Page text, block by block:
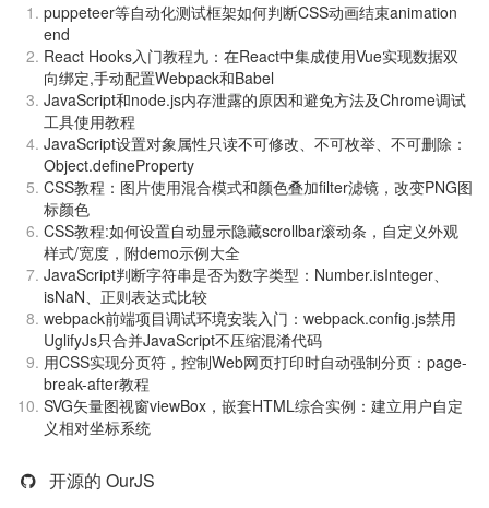
puppeteer等自动化测试框架如何判断CSS动画结束animation
end
React Hooks入门教程九：在React中集成使用Vue实现数据双
向绑定,手动配置Webpack和Babel
JavaScript和node.js内存泄露的原因和避免方法及Chrome调试
工具使用教程
JavaScript设置对象属性只读不可修改、不可枚举、不可删除：
Object.defineProperty
CSS教程：图片使用混合模式和颜色叠加filter滤镜，改变PNG图
标颜色
CSS教程:如何设置自动显示隐藏scrollbar滚动条，自定义外观
样式/宽度，附demo示例大全
JavaScript判断字符串是否为数字类型：Number.isInteger、
isNaN、正则表达式比较
webpack前端项目调试环境安装入门：webpack.config.js禁用
UglifyJs只合并JavaScript不压缩混淆代码
用CSS实现分页符，控制Web网页打印时自动强制分页：page-
break-after教程
SVG矢量图视窗viewBox，嵌套HTML综合实例：建立用户自定
义相对坐标系统
开源的 OurJS